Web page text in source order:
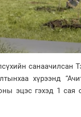
санаачилсан
хүрээнд
эцэс гэхэд 1